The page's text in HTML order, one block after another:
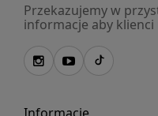
Przekazujemy w
informacje aby